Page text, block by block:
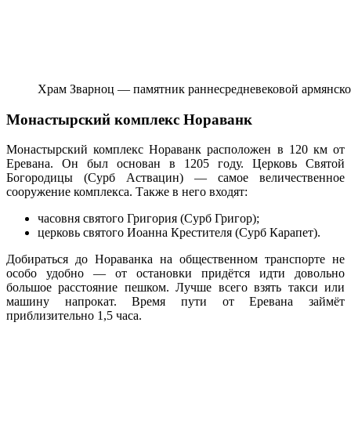
Храм Зварноц — памятник раннесредневековой
Монастырский комплекс Нораванк
Монастырский комплекс Нораванк расположен в 120 км от
Еревана. Он был основан в 1205 году. Церковь Святой
Богородицы (Сурб Аствацин) — самое величественное
сооружение комплекса. Также в него входят:
часовня святого Григория (Сурб Григор);
церковь святого Иоанна Крестителя (Сурб Карапет).
Добираться до Нораванка на общественном транспорте не
особо удобно — от остановки придётся идти довольно
большое расстояние пешком. Лучше всего взять такси или
машину напрокат. Время пути от Еревана займёт
приблизительно 1,5 часа.